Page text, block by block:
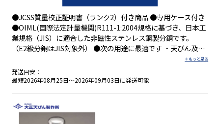
●JCSS質量校正証明書（ランク2）付き商品 ●専用ケース付き
●OIML(国際法定計量機関)R111-1:2004規格に基づき、日本工
業規格（JIS）に適合した非磁性ステンレス鋼製分銅です。
（E2級分銅はJIS対象外） ●次の用途に最適です ・天びん及び
分銅の校正 ・ISO9000/14000シリーズの認証用設備 ・GMPに
関するバリデーション体系・HACCP計画導入用の設備 トレー
サビリティ体系図は、㈱村上衡器製作所のホームページより無
発送目安：
最短2026年08月25日～2026年09月03日に発送可能